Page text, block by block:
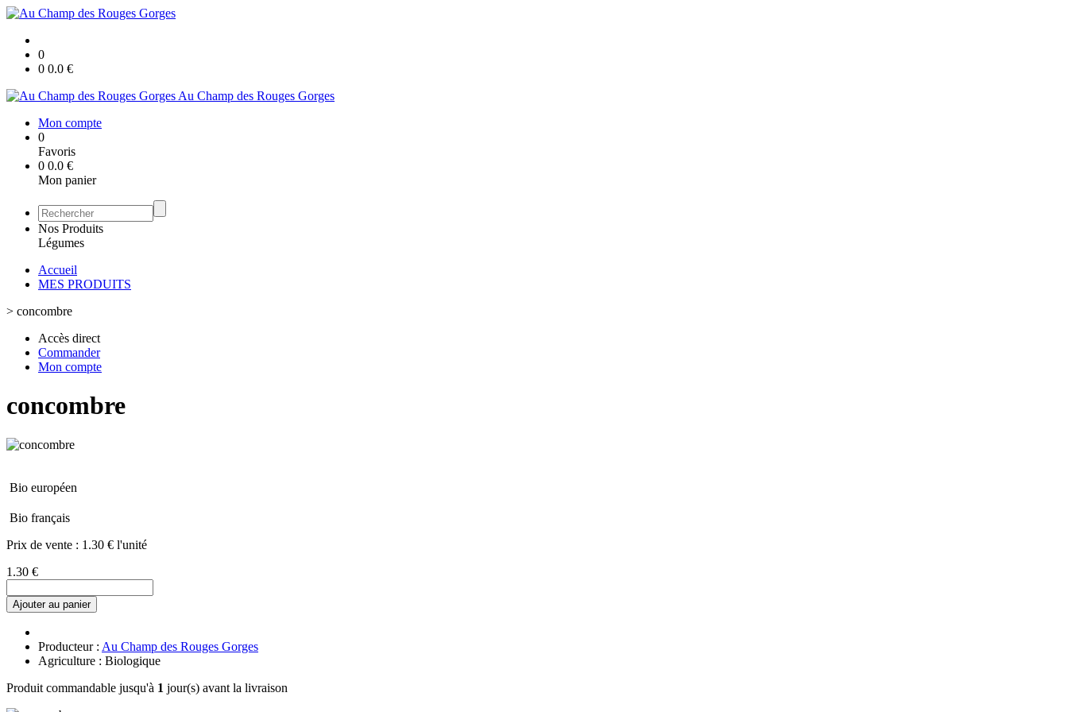
0
0 0.0 €
Au Champ des Rouges Gorges
Mon compte
0
Favoris
0 0.0 €
Mon panier
Nos Produits
Légumes
Accueil
MES PRODUITS
> concombre
Accès direct
Commander
Mon compte
concombre
Bio européen
Bio français
Prix de vente : 1.30 € l'unité
1.30 €
Ajouter au panier
Producteur : Au Champ des Rouges Gorges
Agriculture : Biologique
Produit commandable jusqu'à 1 jour(s) avant la livraison